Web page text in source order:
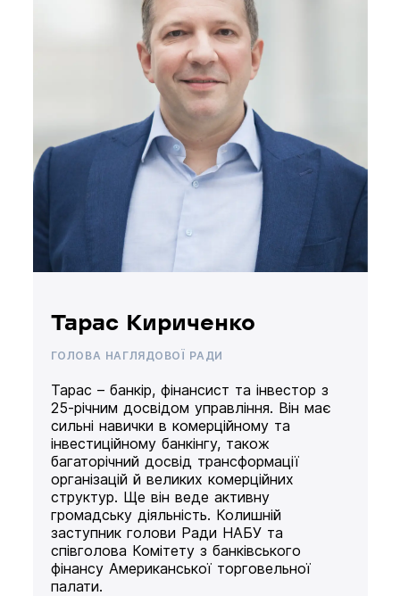
Тарас Кириченко
ГОЛОВА НАГЛЯДОВОЇ РАДИ
Тарас – банкір, фінансист та інвестор з
25-річним досвідом управління. Він має
сильні навички в комерційному та
інвестиційному банкінгу, також
багаторічний досвід трансформації
організацій й великих комерційних
структур. Ще він веде активну
громадську діяльність. Колишній
заступник голови Ради НАБУ та
співголова Комітету з банківського
фінансу Американської торговельної
палати.